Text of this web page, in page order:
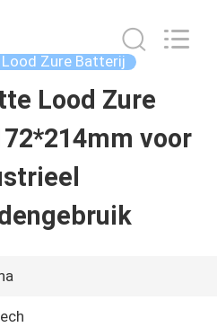
Zure Batterij
Lood Zure
voor